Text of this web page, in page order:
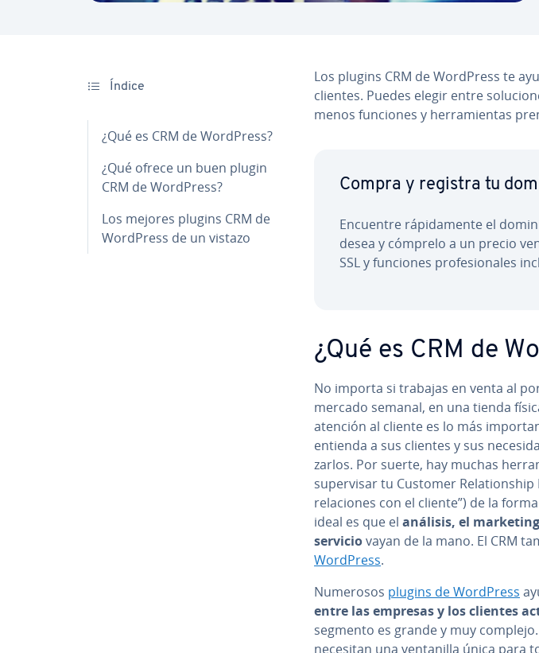
Índice
¿Qué es CRM de WordPress?
¿Qué ofrece un buen plugin
CRM de WordPress?
Los mejores plugins CRM de
WordPress de un vistazo
Los plugins CRM de WordPress te
clientes. Puedes elegir entre
menos funciones y he­rra­mie­n­tas
Compra y registra tu
Encuentre rá­pi­da­me­n­te el
desea y cómprelo a un precio
SSL y funciones pro­fe­sio­na­les
¿Qué es CRM de
No importa si trabajas en venta al
mercado semanal, en una tienda
atención al cliente es lo más
entienda a sus clientes y sus
zar­los. Por suerte, hay muchas
su­pe­r­vi­sar tu Customer Re­la­tio­n­ship
re­la­cio­nes con el cliente”) de la
ideal es que el análisis, el
serviciovayan de la mano. El CRM
WordPress.
Numerosos plugins de WordPress
entre las empresas y los clientes
segmento es grande y muy
necesitan una ve­n­ta­ni­lla única para